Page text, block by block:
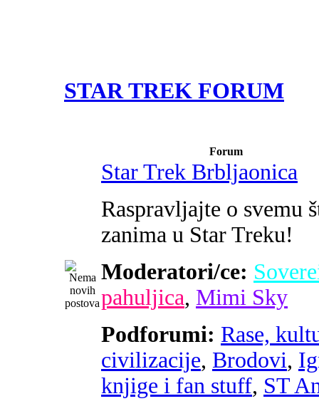
STAR TREK FORUM
Forum
Star Trek Brbljaonica
Raspravljajte o svemu
zanima u Star Treku!
Moderatori/ce:
pahuljica, Mimi Sky
Podforumi: Rase,
civilizacije, Brodovi,
knjige i fan stuff, ST